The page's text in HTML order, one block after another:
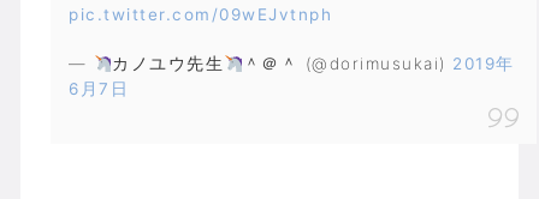
pic.twitter.com/09wEJvtnph
— カノユウ先生 ＾＠＾ (@dorimusukai) 2019年
6月7日